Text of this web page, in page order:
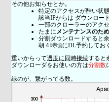
その他お知らせとか。
特定のアクセスが酷い状
該当IPからは ダウンロー
一部のクローラーのアク
たまにメンテナンスのた
分割ダウンロードすると
朝４時頃にDL予約してお
重いからって過度に同時接続すると
ダウンローダをお使いの方は分割数
緑のが、繋がってる数。